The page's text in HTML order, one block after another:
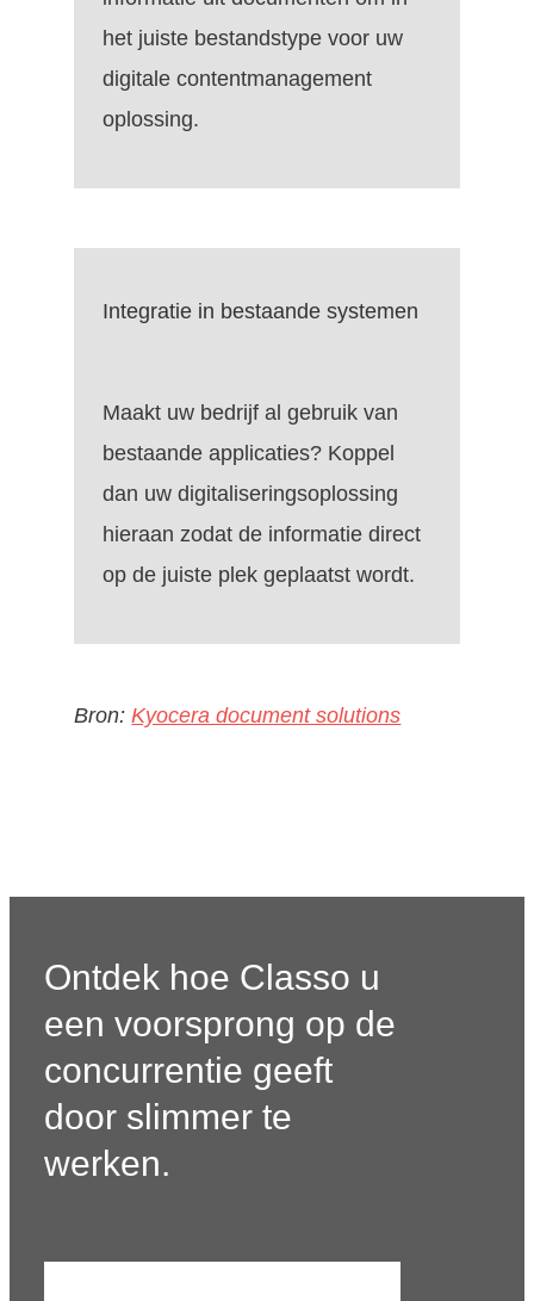
het juiste bestandstype voor uw
digitale contentmanagement
oplossing.
Integratie in bestaande systemen
Maakt uw bedrijf al gebruik van
bestaande applicaties? Koppel
dan uw digitaliseringsoplossing
hieraan zodat de informatie direct
op de juiste plek geplaatst wordt.
Bron:Kyocera document solutions
Ontdek hoe Classo u
een voorsprong op de
concurrentie geeft
door slimmer te
werken.